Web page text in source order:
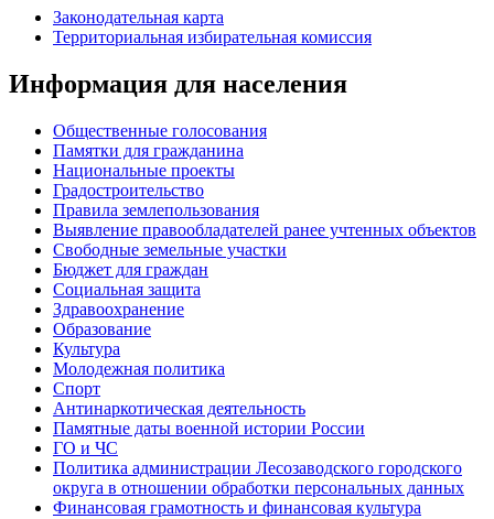
Законодательная карта
Территориальная избирательная комиссия
Информация для населения
Общественные голосования
Памятки для гражданина
Национальные проекты
Градостроительство
Правила землепользования
Выявление правообладателей ранее учтенных объектов
Свободные земельные участки
Бюджет для граждан
Социальная защита
Здравоохранение
Образование
Культура
Молодежная политика
Спорт
Антинаркотическая деятельность
Памятные даты военной истории России
ГО и ЧС
Политика администрации Лесозаводского городского
округа в отношении обработки персональных данных
Финансовая грамотность и финансовая культура